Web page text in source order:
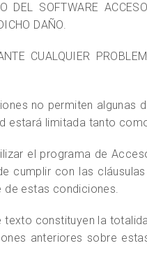
SOFTWARE
DAÑO.
CUALQUIER
no permiten algunas
estará limitada tanto
el programa de
con las
de estas condiciones.
constituyen la
anteriores sobre